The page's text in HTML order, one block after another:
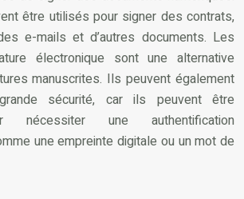
être utilisés pour signer des contrats,
e-mails et d’autres documents. Les
électronique sont une alternative
manuscrites. Ils peuvent également
sécurité, car ils peuvent être
nécessiter une authentification
une empreinte digitale ou un mot de